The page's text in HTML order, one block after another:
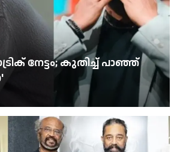
നേട്ടം; കുതിച്ച് പാഞ്ഞ്